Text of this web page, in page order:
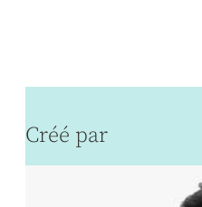
Créé par